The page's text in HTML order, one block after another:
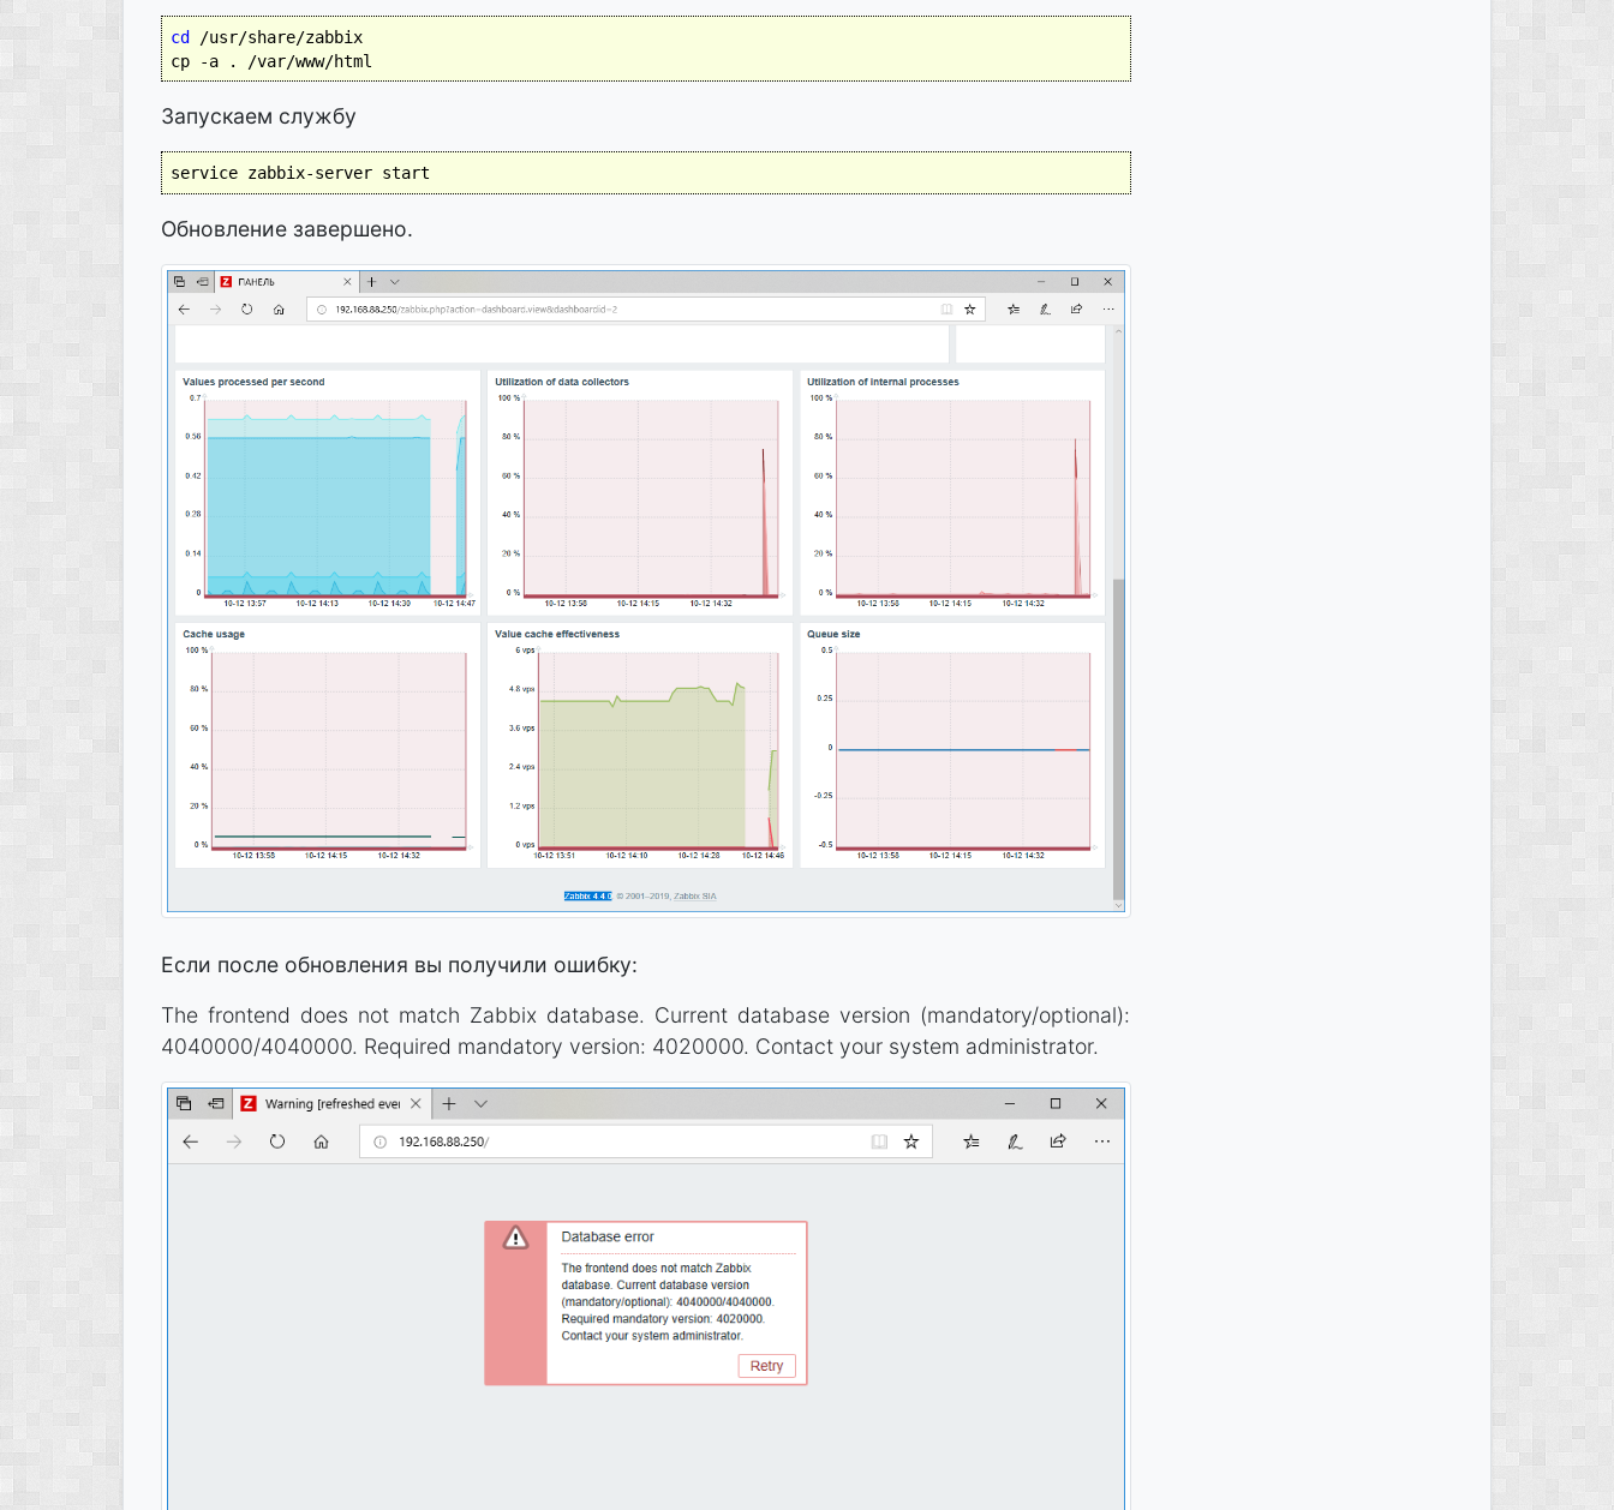
cd /usr/share/zabbix
Запускаем службу
service zabbix-server start
Обновление завершено.
Если после обновления вы получили ошибку:
The frontend does not match Zabbix database. Current database version (mandatory/optional):
4040000/4040000. Required mandatory version: 4020000. Contact your system administrator.